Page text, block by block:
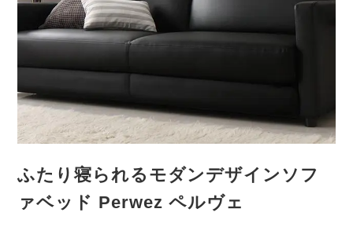
ふたり寝られるモダンデザインソフ
ァベッド Perwez ペルヴェ